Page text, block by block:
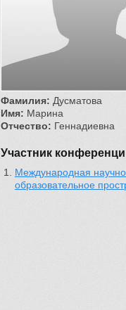
Фамилия: Дусматова
Имя: Марина
Отчество: Геннадиевна
Участник
Международная
образовательное